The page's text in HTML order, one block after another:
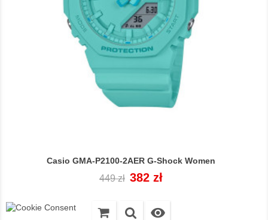
Casio GMA-P2100-2AER G-Shock Women
Cena
449 zł Cena
382 zł
